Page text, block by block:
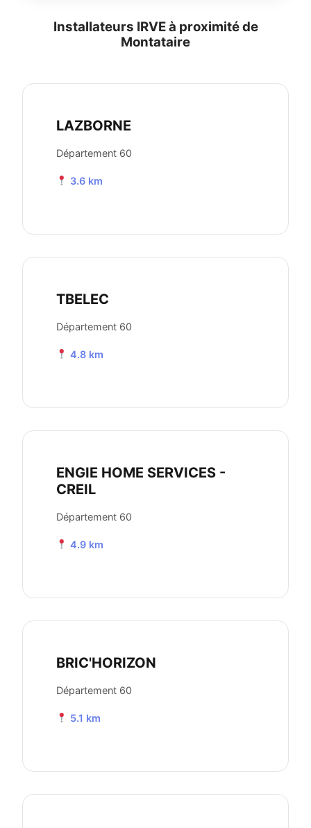
Installateurs IRVE à proximité de
Montataire
LAZBORNE
Département 60
3.6 km
TBELEC
Département 60
4.8 km
ENGIE HOME SERVICES -
CREIL
Département 60
4.9 km
BRIC'HORIZON
Département 60
5.1 km